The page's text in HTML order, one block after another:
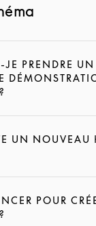
PRENDRE
CETTE
UN NOUVEAU
CETTE
POUR
CETTE